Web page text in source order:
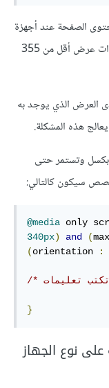
الصفحة عند أجهزة
عرضها 355 بكسل، لكنه يسبب مشاكل للأجهزة ذات عرض أقل من 355
العرض الذي يوجد به
هذه المشكلة.
لنتخيل أن المشكلة تبدأ بالظهور عند عرض 340 بكسل وتستمر حتى
@media only
340px) and (max
(orientation :
}
نوع الجهاز